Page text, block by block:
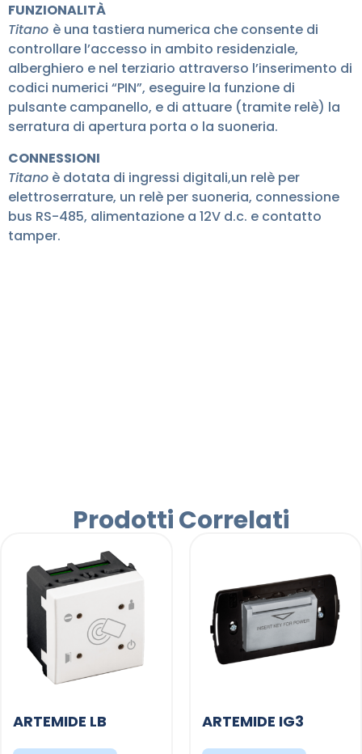
FUNZIONALITÀ
Titano è una tastiera numerica che consente di
controllare l’accesso in ambito residenziale,
alberghiero e nel terziario attraverso l’inserimento di
codici numerici “PIN”, eseguire la funzione di
pulsante campanello, e di attuare (tramite relè) la
serratura di apertura porta o la suoneria.
CONNESSIONI
Titano è dotata di ingressi digitali,un relè per
elettroserrature, un relè per suoneria, connessione
bus RS-485, alimentazione a 12V d.c. e contatto
tamper.
Prodotti Correlati
ARTEMIDE LB ARTEMIDE IG3